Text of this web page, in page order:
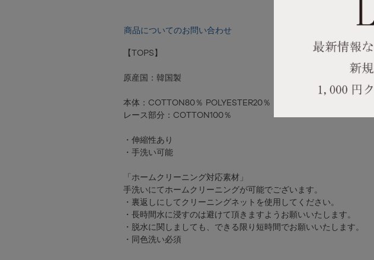
商品についてのお問い合わせ
【TOPS】
原産国：韓国製
本体：COTTON80％ POLYESTER20％
レース部分：COTTON100％
・伸縮性あり
・手洗い可能
「ホームクリーニング対応素材」
手洗いにてホームクリーニングが可能でございます。
・裏返しにしてクリーニングネットを使用してください。
・長時間水に浸すのは避けて頂きますようお願いいたします。
・脱水に関しましても、できる限り短時間でお願いいたします。
・同色洗い必須